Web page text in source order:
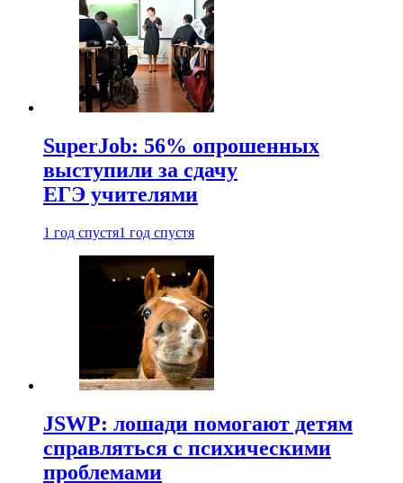
SuperJob: 56% опрошенных
выступили за сдачу
ЕГЭ учителями
1 год спустя1 год спустя
JSWP: лошади помогают детям
справляться с психическими
проблемами